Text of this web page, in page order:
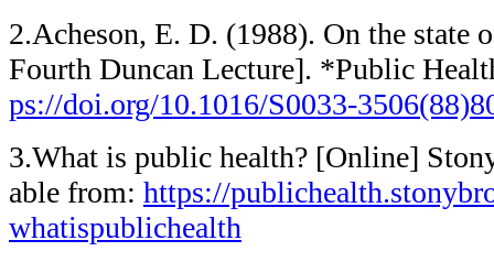
2.Acheson, E. D. (1988). On the state
Fourth Duncan Lecture]. *Public
ps://doi.org/10.1016/S0033-
3.What is public health? [Online]
able from: https://
whatispublichealth